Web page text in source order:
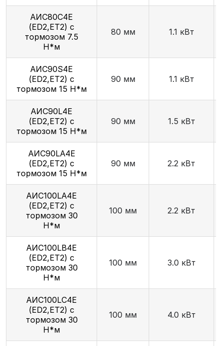
АИС80С4Е
(ED2,ET2) с
тормозом 7.5
Н*м
80 мм 1.1 кВт
AИC90S4Е
(ED2,ET2) с
тормозом 15 Н*м
90 мм 1.1 кВт
АИС90L4Е
(ED2,ET2) с
тормозом 15 Н*м
90 мм 1.5 кВт
AИC90LA4Е
(ED2,ET2) с
тормозом 15 Н*м
90 мм 2.2 кВт
AИC100LA4Е
(ED2,ET2) с
тормозом 30
Н*м
100 мм 2.2 кВт
AИC100LB4Е
(ED2,ET2) с
тормозом 30
Н*м
100 мм 3.0 кВт
AИC100LC4Е
(ED2,ET2) с
тормозом 30
Н*м
100 мм 4.0 кВт